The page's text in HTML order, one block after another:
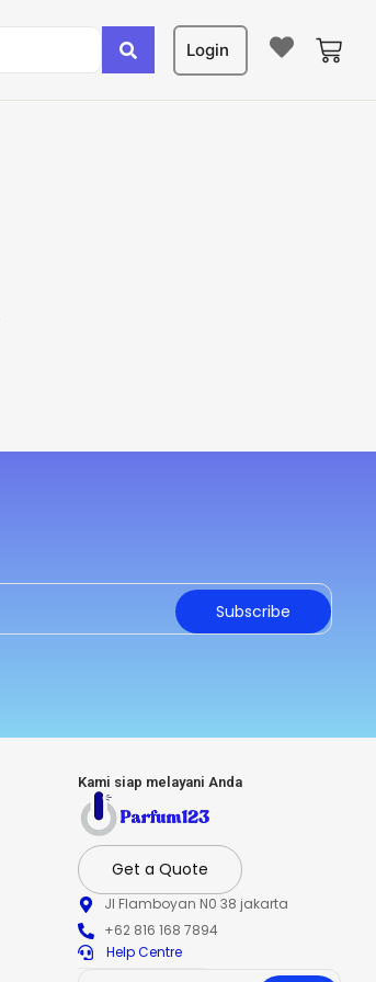
Login
Subscribe
Kami siap melayani Anda
Get a Quote
Jl Flamboyan N0 38 jakarta
+62 816 168 7894
Help Centre